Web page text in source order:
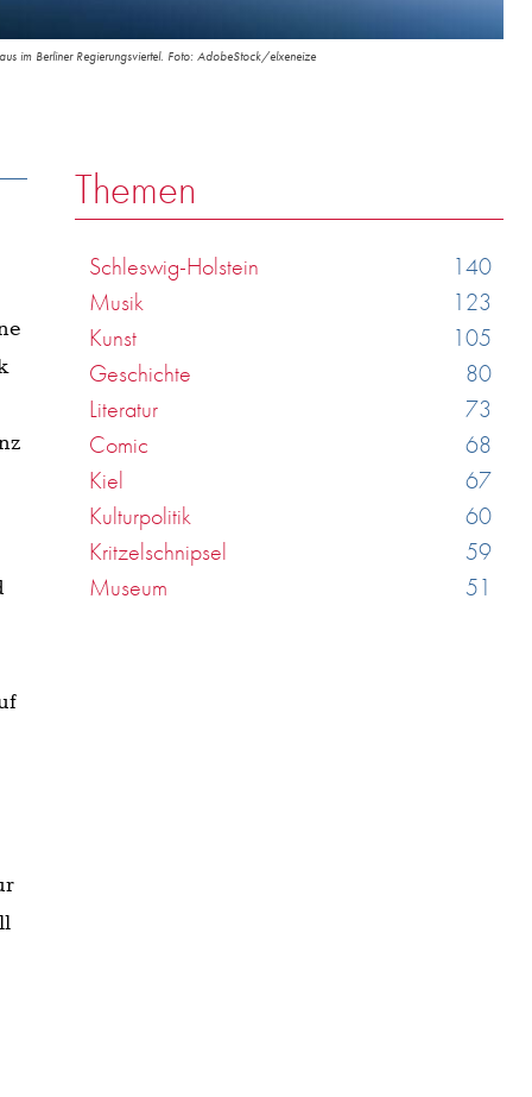
im Berliner Regierungsviertel. Foto: AdobeStock/elxeneize
Themen
Schleswig-Holstein
140
Musik
123
Kunst
105
Geschichte
80
Literatur
73
Comic
68
Kiel
67
Kulturpolitik
60
Kritzelschnipsel
59
Museum
51